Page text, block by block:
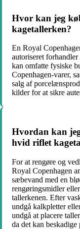
Hvor kan jeg
kagetallerken?
En Royal
autoriseret
kan omfatte fysiske
Copenhagen-varer,
salg af
kilder for at sikre
Hvordan kan
hvid riflet
For at rengøre og
Royal Copenhagen
sæbevand med en
rengøringsmidler
tallerkenen. Efter
undgå kalkpletter
undgå at placere
da det kan